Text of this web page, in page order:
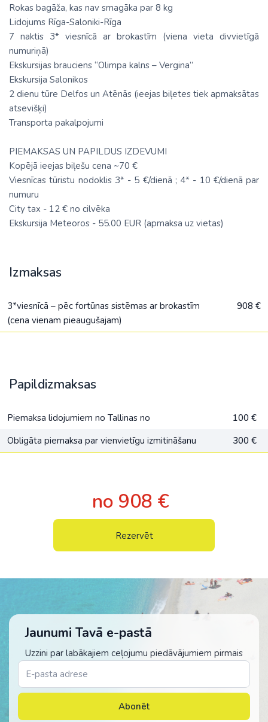
Rokas bagāža, kas nav smagāka par 8 kg
Lidojums Rīga-Saloniki-Rīga
7 naktis 3* viesnīcā ar brokastīm (viena vieta divvietīgā
numuriņā)
Ekskursijas brauciens “Olimpa kalns – Vergina”
Ekskursija Salonikos
2 dienu tūre Delfos un Atēnās (ieejas biļetes tiek apmaksātas
atsevišķi)
Transporta pakalpojumi
PIEMAKSAS UN PAPILDUS IZDEVUMI
Kopējā ieejas biļešu cena ~70 €
Viesnīcas tūristu nodoklis 3* - 5 €/dienā ; 4* - 10 €/dienā par
numuru
City tax - 12 € no cilvēka
Ekskursija Meteoros - 55.00 EUR (apmaksa uz vietas)
Izmaksas
3*viesnīcā – pēc fortūnas sistēmas ar brokastīm
(cena vienam pieaugušajam)
908 €
Papildizmaksas
Piemaksa lidojumiem no Tallinas no
100 €
Obligāta piemaksa par vienvietīgu izmitināšanu
300 €
no 908 €
Rezervēt
Jaunumi Tavā e-pastā
Uzzini par labākajiem ceļojumu piedāvājumiem pirmais
Abonēt